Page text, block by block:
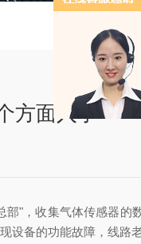
方面入手
"，收集气体传感器
备的功能故障，线路